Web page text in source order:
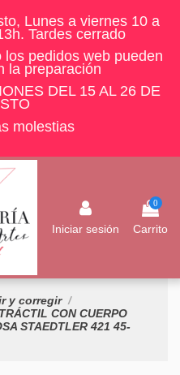
Lunes a viernes 10 a
Tardes cerrado
pedidos web pueden
la preparación
DEL 15 AL 26 DE
molestias
Iniciar sesión
0
Carrito
y corregir
CON CUERPO
STAEDTLER 421 45-